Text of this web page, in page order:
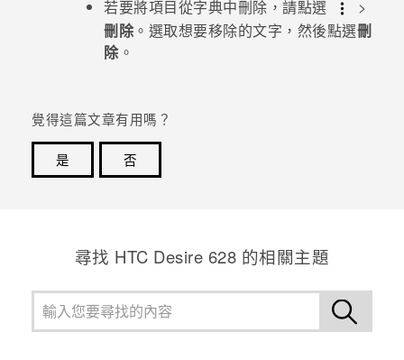
若要將項目從字典中刪除，請點選
>
刪除。選取想要移除的文字，然後點選刪
除。
覺得這篇文章有用嗎？
是
否
尋找 HTC Desire 628 的相關主題